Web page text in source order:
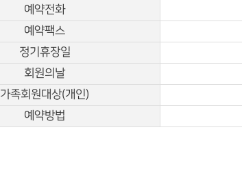
예약전화
예약팩스
정기휴장일
회원의날
가족회원대상(개인)
예약방법